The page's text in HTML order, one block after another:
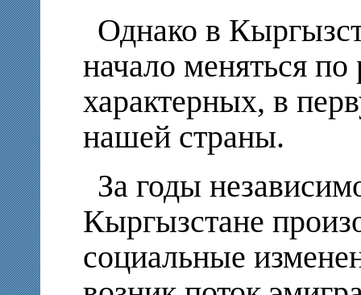
Однако в
начало меняться
характерных, в
нашей страны.
За годы
Кыргызстане
социальные